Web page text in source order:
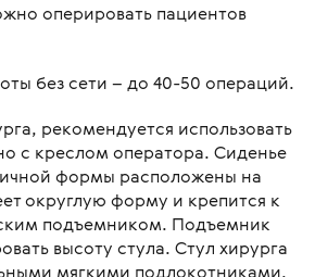
оперировать пациентов
без сети – до 40-50 операций.
рекомендуется использовать
с креслом оператора. Сиденье
формы расположены на
округлую форму и крепится к
подъемником. Подъемник
высоту стула. Стул хирурга
мягкими подлокотниками.